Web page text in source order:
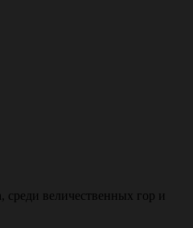
величественных гор и